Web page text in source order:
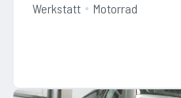
Werkstatt Motorrad